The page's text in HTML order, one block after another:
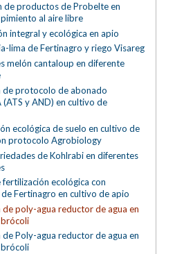
de productos de Probelte en
al aire libre
integral y ecológica en apio
lima de Fertinagro y riego Visareg
melón cantaloup en diferente
de protocolo de abonado
(ATS y AND) en cultivo de
ecológica de suelo en cultivo de
protocolo Agrobiology
de Kohlrabi en diferentes
fertilización ecológica con
Fertinagro en cultivo de apio
de poly-agua reductor de agua en
Poly-agua reductor de agua en